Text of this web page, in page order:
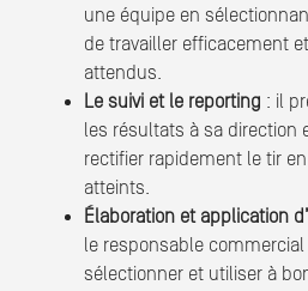
une équipe en
de travailler efficacement
attendus.
Le suivi et le reporting : il
les résultats à sa direction
rectifier rapidement le tir
atteints.
Élaboration et application
le responsable
sélectionner et utiliser à